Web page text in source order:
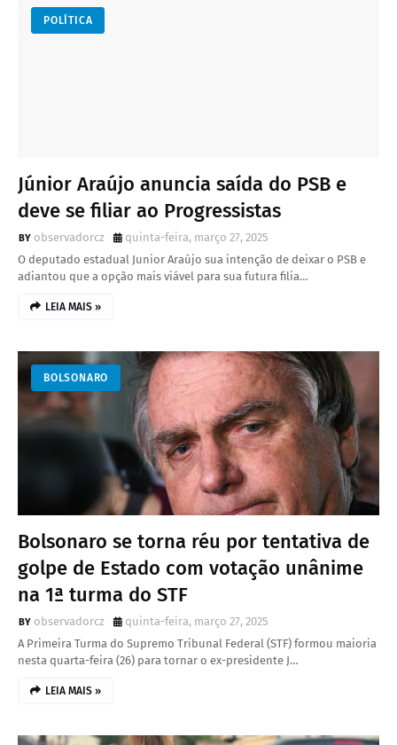
POLÍTICA
Júnior Araújo anuncia saída do PSB e
deve se filiar ao Progressistas
observadorcz
quinta-feira, março 27, 2025
O deputado estadual Junior Araújo sua intenção de deixar o PSB e
adiantou que a opção mais viável para sua futura filia…
LEIA MAIS »
BOLSONARO
Bolsonaro se torna réu por tentativa de
golpe de Estado com votação unânime
na 1ª turma do STF
observadorcz
quinta-feira, março 27, 2025
A Primeira Turma do Supremo Tribunal Federal (STF) formou maioria
nesta quarta-feira (26) para tornar o ex-presidente J…
LEIA MAIS »